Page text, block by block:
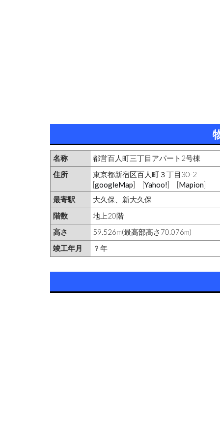
名称
都営百人町三丁目アパート2号棟
住所
東京都新宿区百人町３丁目30-2
[googleMap] [Yahoo!] [Mapion]
最寄駅
大久保、新大久保
階数
地上20階
高さ
59.526m(最高部高さ70.076m)
竣工年月
？年